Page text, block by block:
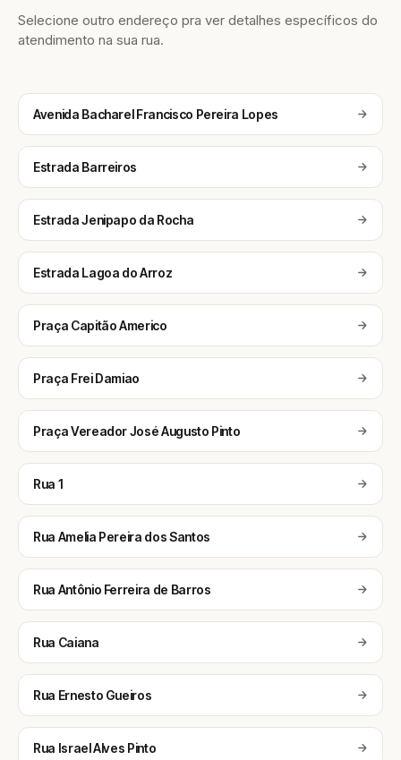
Selecione outro endereço pra ver detalhes específicos do
atendimento na sua rua.
Avenida Bacharel Francisco Pereira Lopes
Estrada Barreiros
Estrada Jenipapo da Rocha
Estrada Lagoa do Arroz
Praça Capitão Americo
Praça Frei Damiao
Praça Vereador José Augusto Pinto
Rua 1
Rua Amelia Pereira dos Santos
Rua Antônio Ferreira de Barros
Rua Caiana
Rua Ernesto Gueiros
Rua Israel Alves Pinto